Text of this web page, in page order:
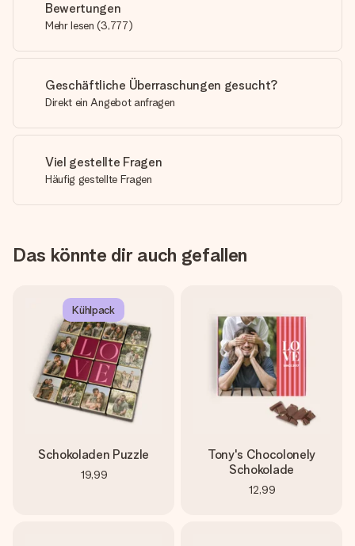
Bewertungen
Mehr lesen (3,777)
Geschäftliche Überraschungen gesucht?
Direkt ein Angebot anfragen
Viel gestellte Fragen
Häufig gestellte Fragen
Das könnte dir auch gefallen
Kühlpack
Schokoladen Puzzle
19,99
Tony's Chocolonely
Schokolade
12,99